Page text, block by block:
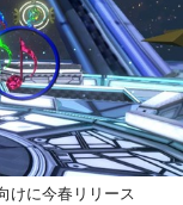
けに今春リリース